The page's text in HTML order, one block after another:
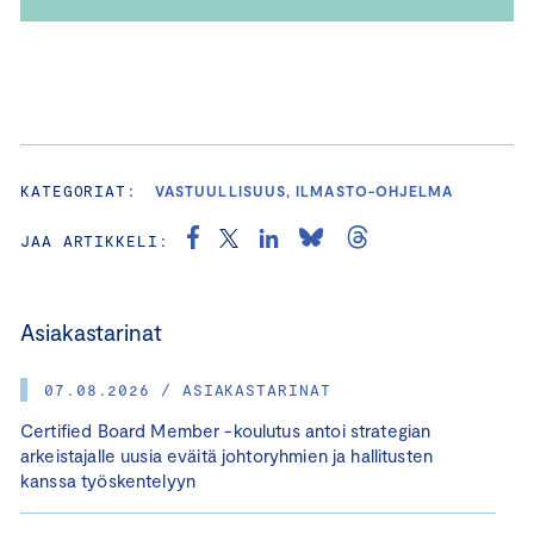
Asiakastarinat
07.08.2026 / ASIAKASTARINAT
Certified Board Member -koulutus antoi strategian
arkeistajalle uusia eväitä johtoryhmien ja hallitusten
kanssa työskentelyyn
KATEGORIAT: VASTUULLISUUS, ILMASTO-OHJELMA
JAA ARTIKKELI: